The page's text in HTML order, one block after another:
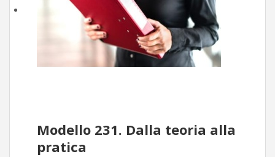
Modello 231. Dalla teoria alla
pratica